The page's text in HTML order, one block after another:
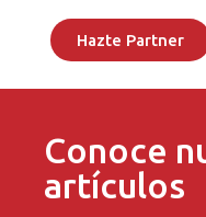
Hazte Partner
Conoce
artículos